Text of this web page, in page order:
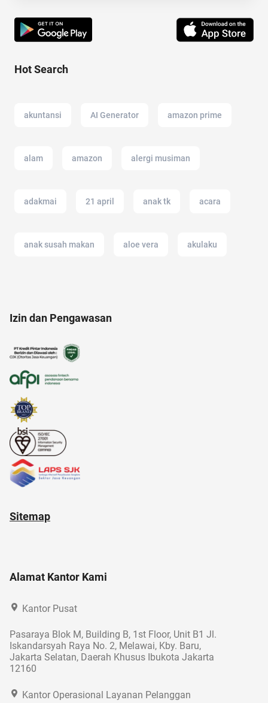
Hot Search
akuntansi AI Generator amazon prime
alam amazon alergi musiman
adakmai 21 april anak tk acara
anak susah makan aloe vera akulaku
alamat di tokopedia
alami
Izin dan Pengawasan
Sitemap
Alamat Kantor Kami
Kantor Pusat
Pasaraya Blok M, Building B, 1st Floor, Unit B1 Jl.
Iskandarsyah Raya No. 2, Melawai, Kby. Baru,
Jakarta Selatan, Daerah Khusus Ibukota Jakarta
12160
Kantor Operasional Layanan Pelanggan